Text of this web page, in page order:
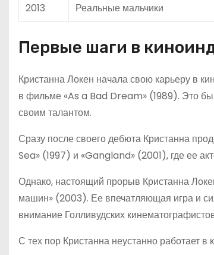
2013
Реальные мальчики
Первые шаги в
Кристанна Локен начала свою карьеру в
в фильме «As a Bad Dream» (1989). Это
своим талантом.
Сразу после своего дебюта Кристанна
Sea» (1997) и «Gangland» (2001), где ее
Однако, настоящий прорыв Кристанна
машин» (2003). Ее впечатляющая игра и
внимание Голливудских
С тех пор Кристанна неустанно работает